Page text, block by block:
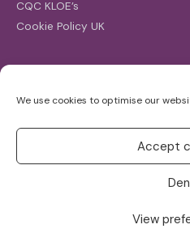
We use cookies to optimise our
Accept
View
CQC KLOE’s
Cookie Policy UK
for: